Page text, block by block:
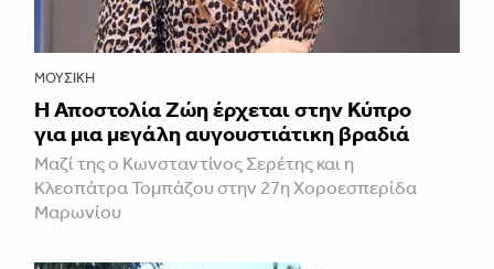
ΜΟΥΣΙΚΉ
Η Αποστολία Ζώη έρχεται στην Κύπρο
για μια μεγάλη αυγουστιάτικη βραδιά
Μαζί της ο Κωνσταντίνος Σερέτης και η
Κλεοπάτρα Τομπάζου στην 27η Χοροεσπερίδα
Μαρωνίου